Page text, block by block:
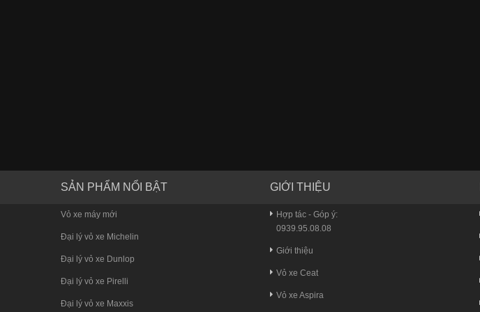
SẢN PHẨM NỔI BẬT
Vỏ xe máy mới
Đại lý vỏ xe Michelin
Đại lý vỏ xe Dunlop
Đại lý vỏ xe Pirelli
Đại lý vỏ xe Maxxis
GIỚI THIỆU
Hợp tác - Góp ý:
0939.95.08.08
Giới thiệu
Vỏ xe Ceat
Vỏ xe Aspira